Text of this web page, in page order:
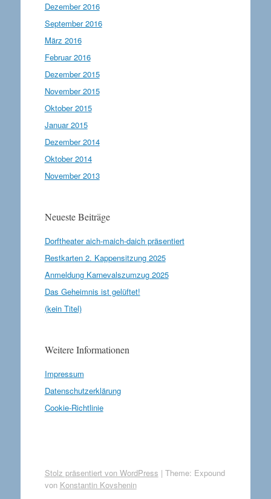
Dezember 2016
September 2016
März 2016
Februar 2016
Dezember 2015
November 2015
Oktober 2015
Januar 2015
Dezember 2014
Oktober 2014
November 2013
Neueste Beiträge
Dorftheater aich-maich-daich präsentiert
Restkarten 2. Kappensitzung 2025
Anmeldung Karnevalszumzug 2025
Das Geheimnis ist gelüftet!
(kein Titel)
Weitere Informationen
Impressum
Datenschutzerklärung
Cookie-Richtlinie
Stolz präsentiert von WordPress | Theme: Expound
von Konstantin Kovshenin